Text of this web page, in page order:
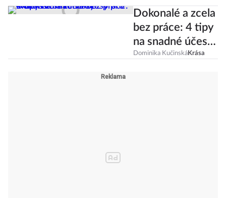
Dokonalé a zcela
bez práce: 4 tipy
na snadné účesy
pro svěží a
Dominika KučinskáKrása